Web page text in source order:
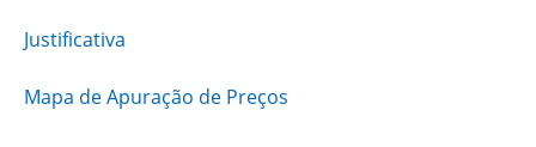
Justificativa
Mapa de Apuração de Preços